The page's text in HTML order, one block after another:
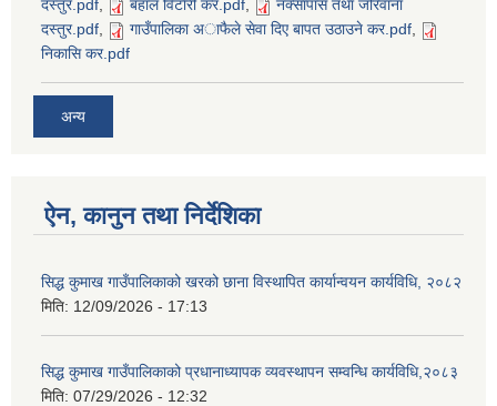
दस्तुर.pdf, बहाल विटाैरी कर.pdf,
नक्सापास तथा जरिवाना
दस्तुर.pdf, गाउँपालिका अाफैले सेवा दिए बापत उठाउने कर.pdf,
निकासि कर.pdf
अन्य
ऐन, कानुन तथा निर्देशिका
सिद्ध कुमाख गाउँपालिकाको खरको छाना विस्थापित कार्यान्वयन कार्यविधि, २०८२
मिति: 12/09/2026 - 17:13
सिद्ध कुमाख गाउँपालिकाको प्रधानाध्यापक व्यवस्थापन सम्वन्धि कार्यविधि,२०८३
मिति: 07/29/2026 - 12:32